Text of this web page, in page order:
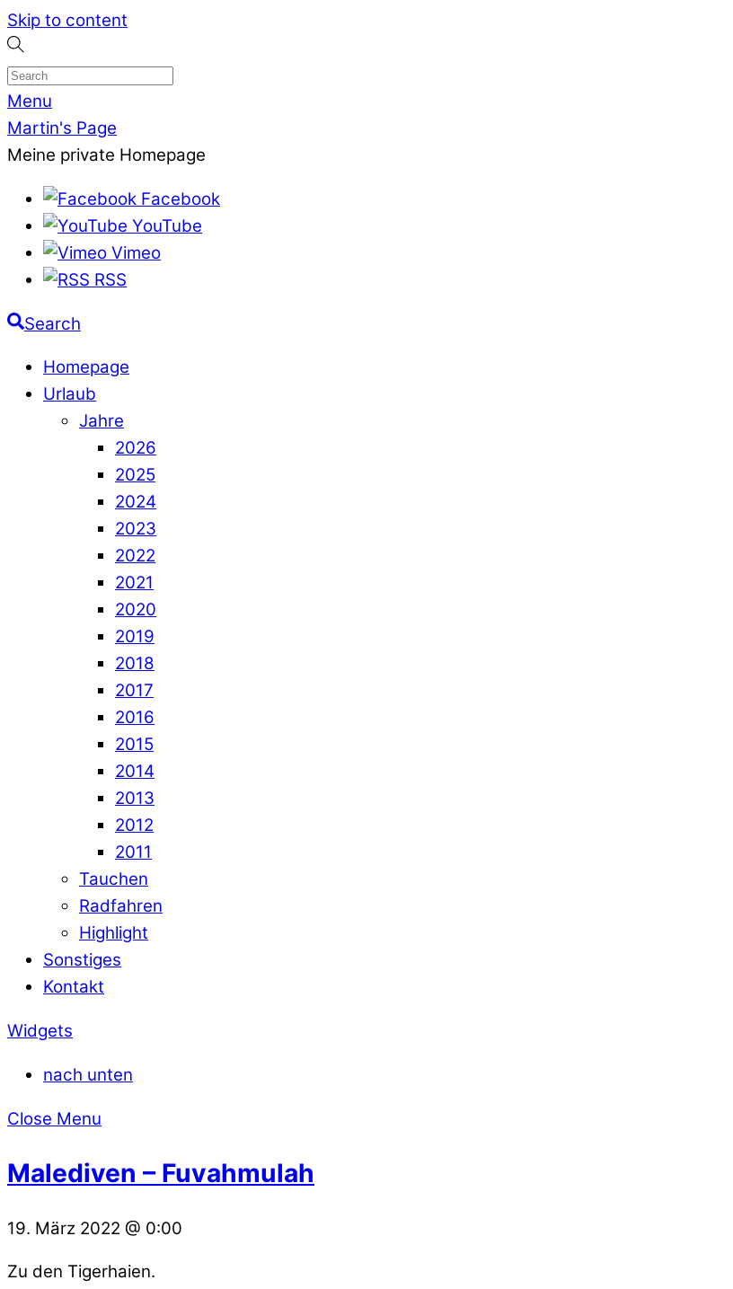
Skip to content
Menu
Martin's Page
Meine private Homepage
Facebook
YouTube
Vimeo
RSS
Search
Homepage
Urlaub
Jahre
2026
2025
2024
2023
2022
2021
2020
2019
2018
2017
2016
2015
2014
2013
2012
2011
Tauchen
Radfahren
Highlight
Sonstiges
Kontakt
Widgets
nach unten
Close Menu
Malediven – Fuvahmulah
19. März 2022 @ 0:00
Zu den Tigerhaien.